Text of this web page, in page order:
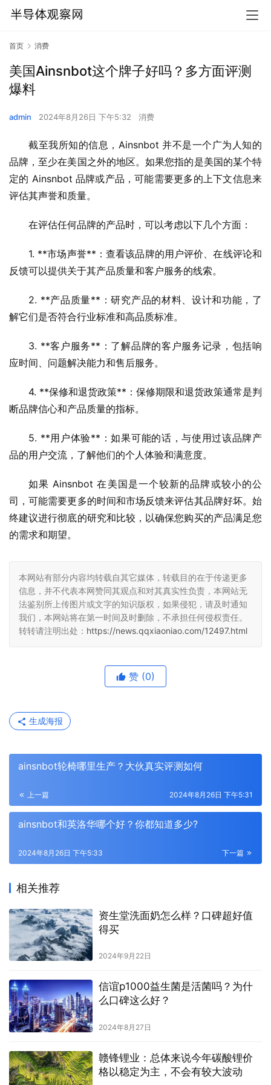
首页 消费
美国Ainsnbot这个牌子好吗？多方面评测
爆料
admin 2024年8月26日 下午5:32 消费
截至我所知的信息，Ainsnbot 并不是一个广为人知的
品牌，至少在美国之外的地区。如果您指的是美国的某个特
定的 Ainsnbot 品牌或产品，可能需要更多的上下文信息来
评估其声誉和质量。
在评估任何品牌的产品时，可以考虑以下几个方面：
1. **市场声誉**：查看该品牌的用户评价、在线评论和
反馈可以提供关于其产品质量和客户服务的线索。
2. **产品质量**：研究产品的材料、设计和功能，了
解它们是否符合行业标准和高品质标准。
3. **客户服务**：了解品牌的客户服务记录，包括响
应时间、问题解决能力和售后服务。
4. **保修和退货政策**：保修期限和退货政策通常是判
断品牌信心和产品质量的指标。
5. **用户体验**：如果可能的话，与使用过该品牌产
品的用户交流，了解他们的个人体验和满意度。
如果 Ainsnbot 在美国是一个较新的品牌或较小的公
司，可能需要更多的时间和市场反馈来评估其品牌好坏。始
终建议进行彻底的研究和比较，以确保您购买的产品满足您
的需求和期望。
本网站有部分内容均转载自其它媒体，转载目的在于传递更多
信息，并不代表本网赞同其观点和对其真实性负责，本网站无
法鉴别所上传图片或文字的知识版权，如果侵犯，请及时通知
我们，本网站将在第一时间及时删除，不承担任何侵权责任。
转转请注明出处： https://news.qqxiaoniao.com/12497.html
赞 (0)
生成海报
ainsnbot轮椅哪里生产？大伙真实评测如何
上一篇 2024年8月26日 下午5:31
ainsnbot和英洛华哪个好？你都知道多少?
下一篇
2024年8月26日 下午5:33
相关推荐
资生堂洗面奶怎么样？口碑超好值
得买
2024年9月22日
信谊p1000益生菌是活菌吗？为什
么口碑这么好？
2024年8月27日
赣锋锂业：总体来说今年碳酸锂价
格以稳定为主，不会有较大波动